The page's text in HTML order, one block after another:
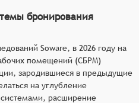
бронирования
Soware, в 2026 году на
помещений (СБРМ)
зародившиеся в предыдущие
на углубление
расширение